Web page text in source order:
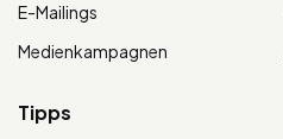
E-Mailings
Medienkampagnen
Tipps